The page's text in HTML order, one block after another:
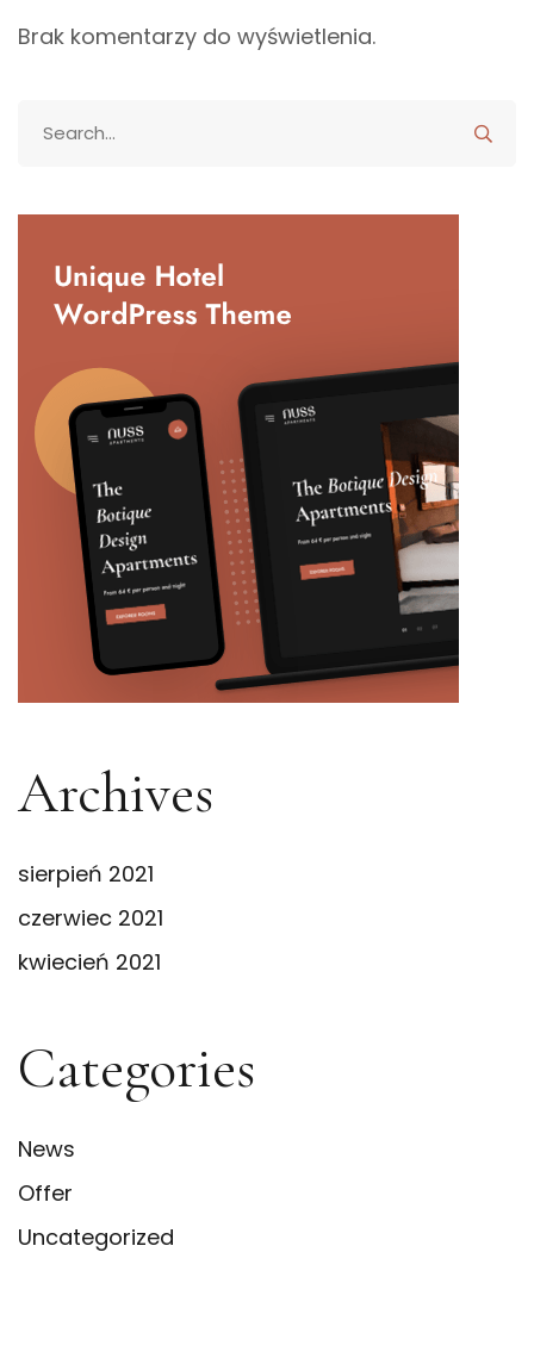
Brak komentarzy do wyświetlenia.
Archives
sierpień 2021
czerwiec 2021
kwiecień 2021
Categories
News
Offer
Uncategorized